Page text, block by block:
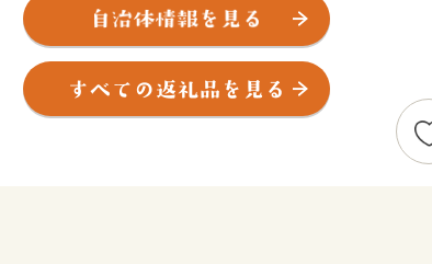
は、主に信州伊那谷の天領を治めた飯島陣屋が置かれ、
代には信州で初の県となる伊那県庁に引き継がれるな
わたり政治の中心として栄えてきた歴史深い町でもあり
と中央アルプスで磨かれた水の恩恵を受けた当町は、